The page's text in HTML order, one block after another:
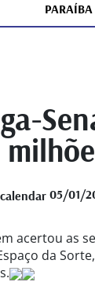
PARAÍBA
05/01/
acertou as
da